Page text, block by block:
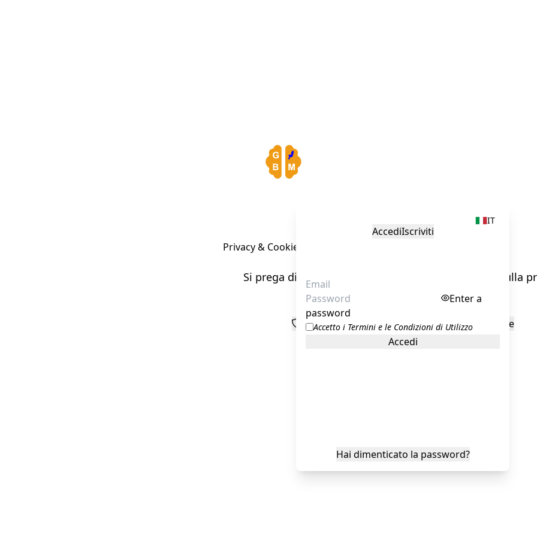
IT
AccediIscriviti
Enter a
password
Accetto i Termini e le Condizioni di Utilizzo
Accedi
Hai dimenticato la password?
Privacy & Cookie Policies
Si prega di controllare attentamente l'informativa sulla
prima di procedere.
Informativa sulla privacyInformativa sui cookie